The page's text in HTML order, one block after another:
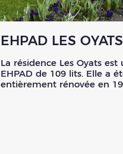
EHPAD LES OYATS
La résidence Les Oyats est
EHPAD de 109 lits. Elle a
entièrement rénovée en